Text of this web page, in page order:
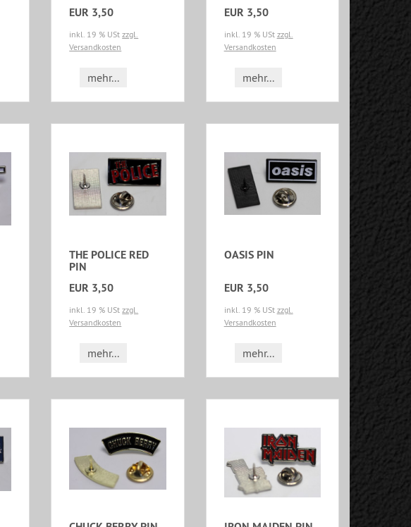
EUR 3,50
inkl. 19 % UStzzgl.
Versandkosten
mehr...
EUR 3,50
inkl. 19 % USt zzgl.
Versandkosten
mehr...
THE POLICE RED
PIN
EUR 3,50
inkl. 19 % UStzzgl.
Versandkosten
mehr...
OASIS PIN
EUR 3,50
inkl. 19 % USt zzgl.
Versandkosten
mehr...